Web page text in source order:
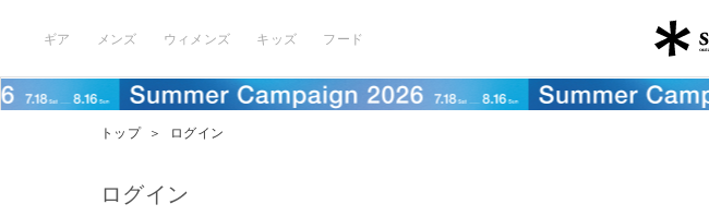
ギア メンズ ウィメンズ キッズ フード
トップ ＞ ログイン
ログイン